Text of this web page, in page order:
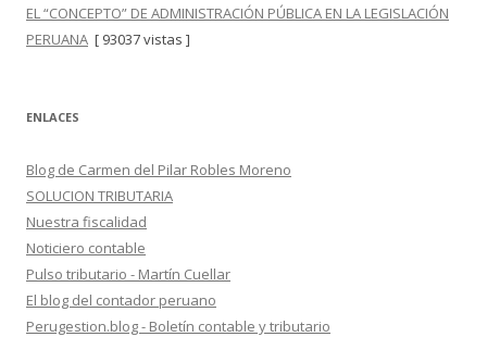
EL “CONCEPTO” DE ADMINISTRACIÓN PÚBLICA EN LA LEGISLACIÓN
PERUANA [ 93037 vistas ]
ENLACES
Blog de Carmen del Pilar Robles Moreno
SOLUCION TRIBUTARIA
Nuestra fiscalidad
Noticiero contable
Pulso tributario - Martín Cuellar
El blog del contador peruano
Perugestion.blog - Boletín contable y tributario